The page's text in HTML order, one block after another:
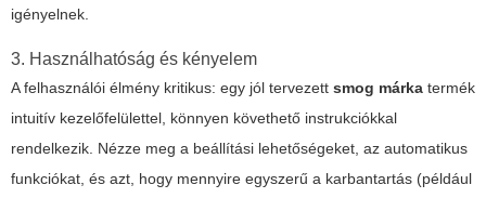
igényelnek.
3. Használhatóság és kényelem
A felhasználói élmény kritikus: egy jól tervezett smog márka termék
intuitív kezelőfelülettel, könnyen követhető instrukciókkal
rendelkezik. Nézze meg a beállítási lehetőségeket, az automatikus
funkciókat, és azt, hogy mennyire egyszerű a karbantartás (például